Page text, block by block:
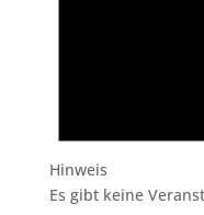
Hinweis
Es gibt keine